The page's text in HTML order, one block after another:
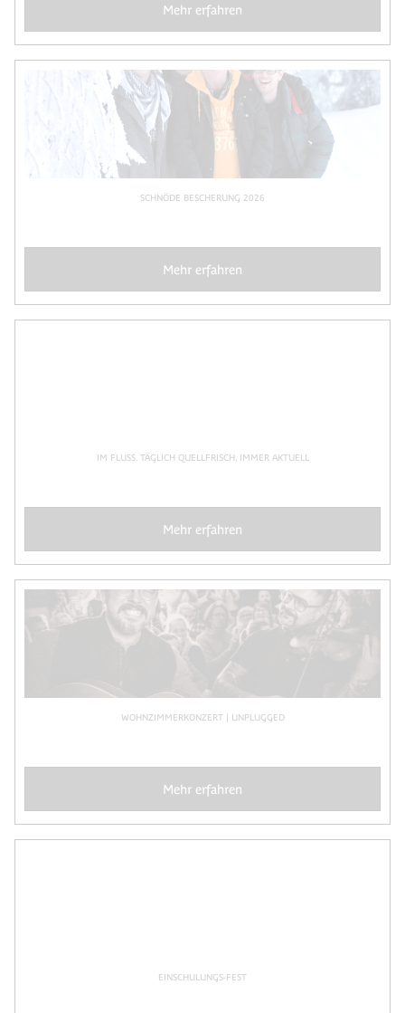
Mehr erfahren
SCHNÖDE BESCHERUNG 2026
Mehr erfahren
IM FLUSS. TÄGLICH QUELLFRISCH, IMMER AKTUELL
Mehr erfahren
WOHNZIMMERKONZERT | UNPLUGGED
Mehr erfahren
EINSCHULUNGS-FEST